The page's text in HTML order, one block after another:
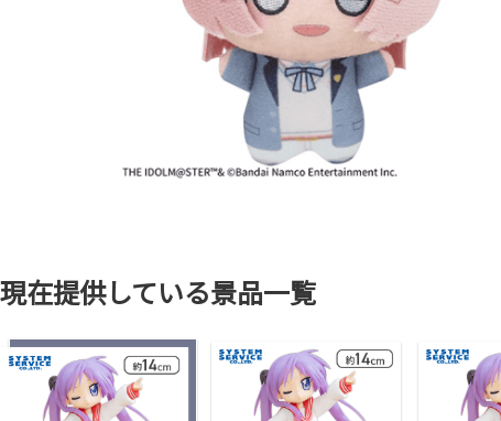
現在提供している景品一覧